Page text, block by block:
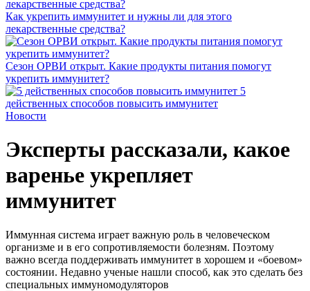
Как укрепить иммунитет и нужны ли для этого
лекарственные средства?
Сезон ОРВИ открыт. Какие продукты питания помогут
укрепить иммунитет?
5
действенных способов повысить иммунитет
Новости
Эксперты рассказали, какое
варенье укрепляет
иммунитет
Иммунная система играет важную роль в человеческом
организме и в его сопротивляемости болезням. Поэтому
важно всегда поддерживать иммунитет в хорошем и «боевом»
состоянии. Недавно ученые нашли способ, как это сделать без
специальных иммуномодуляторов